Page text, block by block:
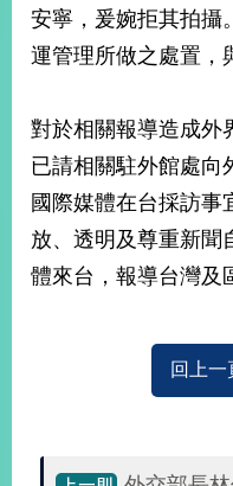
新
聞
中
外
交
資
訊
國
安寧，爰婉拒其拍攝
運管理所做之處置，
對於相關報導造成外
已請相關駐外館處向
國際媒體在台採訪事
放、透明及尊重新聞
體來台，報導台灣及
回上一